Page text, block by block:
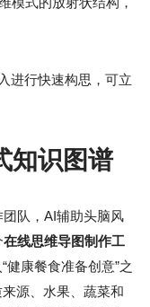
进行快速构思，可立
知识图谱
队，AI辅助头脑风
在线思维导图制作工
健康餐食准备创意”之
源、水果、蔬菜和